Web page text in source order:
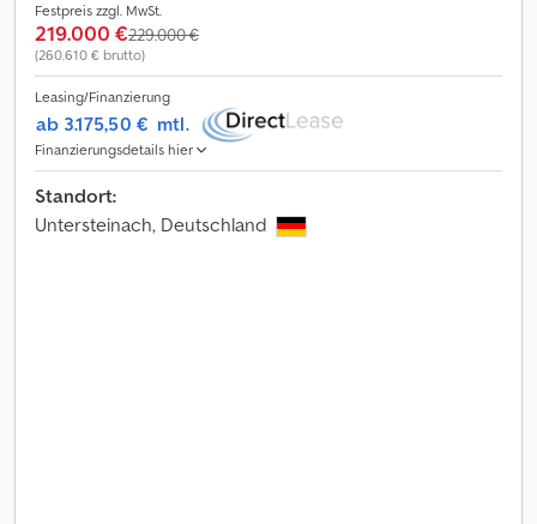
Festpreis zzgl. MwSt.
219.000 €229.000 €
(260.610 € brutto)
Leasing/Finanzierung
ab 3.175,50 € mtl.
Finanzierungsdetails hier
Standort:
Untersteinach, Deutschland